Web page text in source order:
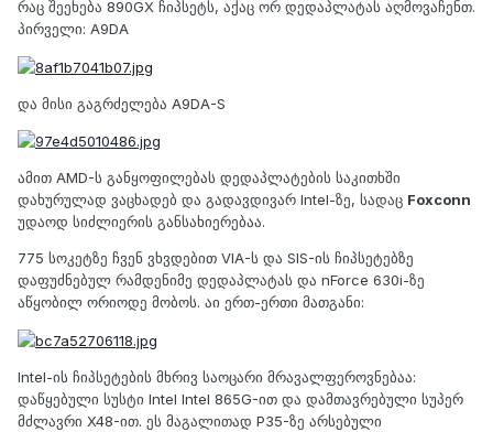
რაც შეეხება 890GX ჩიპსეტს, აქაც ორ დედაპლატას აღმოვაჩენთ.
პირველი: A9DA
და მისი გაგრძელება A9DA-S
ამით AMD-ს განყოფილებას დედაპლატების საკითხში
დახურულად ვაცხადებ და გადავდივარ Intel-ზე, სადაც Foxconn
უდაოდ სიძლიერის განსახიერებაა.
775 სოკეტზე ჩვენ ვხვდებით VIA-ს და SIS-ის ჩიპსეტებზე
დაფუძნებულ რამდენიმე დედაპლატას და nForce 630i-ზე
აწყობილ ორიოდე მობოს. აი ერთ-ერთი მათგანი:
Intel-ის ჩიპსეტების მხრივ საოცარი მრავალფეროვნებაა:
დაწყებული სუსტი Intel Intel 865G-ით და დამთავრებული სუპერ
მძლავრი X48-ით. ეს მაგალითად P35-ზე არსებული